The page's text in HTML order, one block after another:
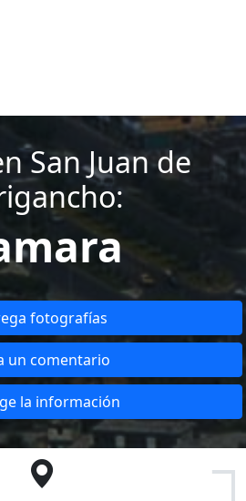
San Juan de
fotografías
un comentario
la información